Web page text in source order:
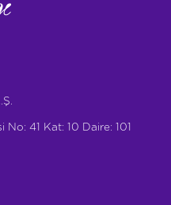
41 Kat: 10 Daire: 101